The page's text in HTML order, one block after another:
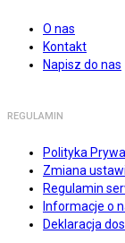
O nas
Kontakt
Napisz do nas
REGULAMIN
Polityka
Zmiana
Regulamin
Informacje o
Deklaracja